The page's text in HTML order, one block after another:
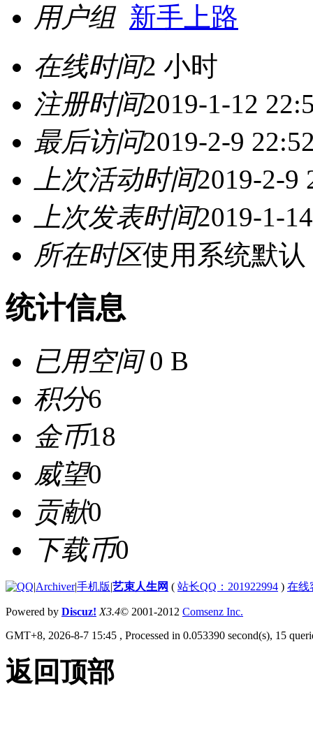
用户组 新手上路
在线时间2 小时
注册时间2019-1-12
最后访问2019-2-9
上次活动时间2019-2-9
上次发表时间2019-1-
所在时区使用系统默认
统计信息
已用空间0 B
积分6
金币18
威望0
贡献0
下载币0
|Archiver|手机版|艺束人生网 ( 站长QQ：201922994 ) 在线
Powered by Discuz! X3.4© 2001-2012 Comsenz Inc.
GMT+8, 2026-8-7 15:45 , Processed in 0.053390 second(s), 15
返回顶部